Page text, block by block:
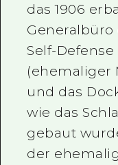
das 1906
Self-
(ehemaliger
und das
wie das
gebaut
der